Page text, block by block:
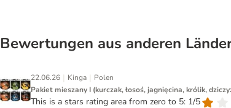
Bewertungen aus anderen
22.06.26 | Kinga | Polen
Pakiet mieszany I (kurczak, łosoś, jagnięcina, królik,
This is a stars rating area from zero to 5: 1/5